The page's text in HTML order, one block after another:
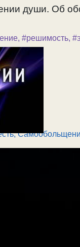
души. Об
, #решимость,